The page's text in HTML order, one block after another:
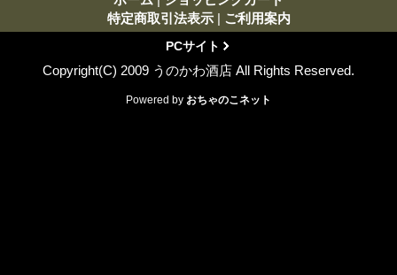
特定商取引法表示 | ご利用案内
PCサイト
Copyright(C) 2009 うのかわ酒店 All Rights Reserved.
Powered by おちゃのこネット